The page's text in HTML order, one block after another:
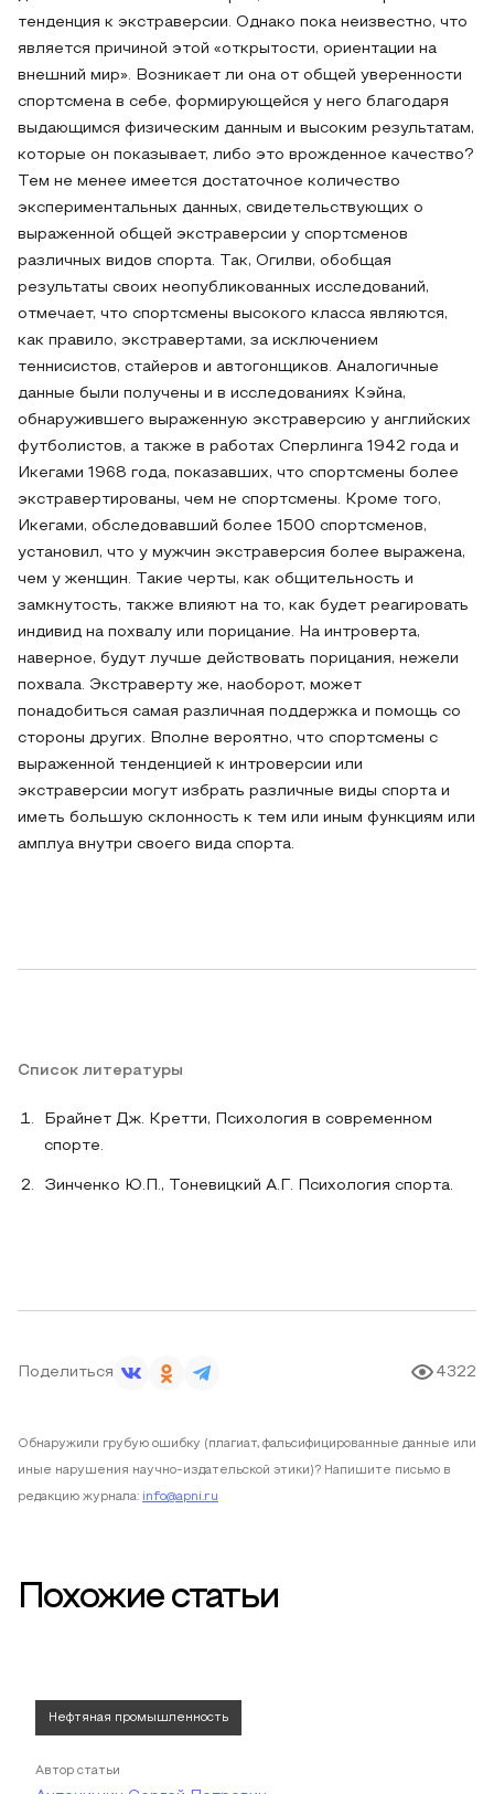
тенденция к экстраверсии. Однако пока неизвестно, что
является причиной этой «открытости, ориентации на
внешний мир». Возникает ли она от общей уверенности
спортсмена в себе, формирующейся у него благодаря
выдающимся физическим данным и высоким результатам,
которые он показывает, либо это врожденное качество?
Тем не менее имеется достаточное количество
экспериментальных данных, свидетельствующих о
выраженной общей экстраверсии у спортсменов
различных видов спорта. Так, Огилви, обобщая
результаты своих неопубликованных исследований,
отмечает, что спортсмены высокого класса являются,
как правило, экстравертами, за исключением
теннисистов, стайеров и автогонщиков. Аналогичные
данные были получены и в исследованиях Кэйна,
обнаружившего выраженную экстраверсию у английских
футболистов, а также в работах Сперлинга 1942 года и
Икегами 1968 года, показавших, что спортсмены более
экстравертированы, чем не спортсмены. Кроме того,
Икегами, обследовавший более 1500 спортсменов,
установил, что у мужчин экстраверсия более выражена,
чем у женщин. Такие черты, как общительность и
замкнутость, также влияют на то, как будет реагировать
индивид на похвалу или порицание. На интроверта,
наверное, будут лучше действовать порицания, нежели
похвала. Экстраверту же, наоборот, может
понадобиться самая различная поддержка и помощь со
стороны других. Вполне вероятно, что спортсмены с
выраженной тенденцией к интроверсии или
экстраверсии могут избрать различные виды спорта и
иметь большую склонность к тем или иным функциям или
амплуа внутри своего вида спорта.
Список литературы
Брайнет Дж. Кретти, Психология в современном
спорте.
Зинченко Ю.П., Тоневицкий А.Г. Психология спорта.
Поделиться 4322
Обнаружили грубую ошибку (плагиат, фальсифицированные данные или
иные нарушения научно-издательской этики)? Напишите письмо в
редакцию журнала: info@apni.ru
Похожие статьи
Нефтяная промышленность
Автор статьи